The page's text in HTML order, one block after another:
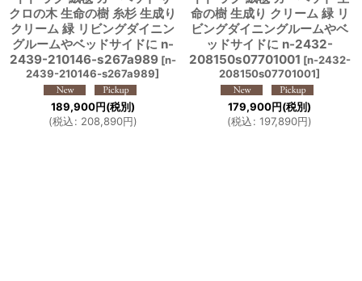
クロの木 生命の樹 糸杉 生成り
クリーム 緑 リビングダイニン
グルームやベッドサイドに n-
2439-210146-s267a989 [n-
2439-210146-s267a989]
189,900円(税別)
(税込: 208,890円)
命の樹 生成り クリーム 緑 リ
ビングダイニングルームやベ
ッドサイドに n-2432-
208150s07701001 [n-2432-
208150s07701001]
179,900円(税別)
(税込: 197,890円)